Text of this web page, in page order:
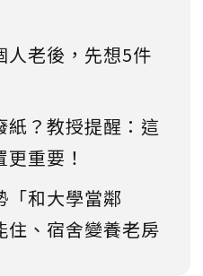
人老後，先想5件
紙？教授提醒：這
重要！
「和大學當鄰
住、宿舍變養老房